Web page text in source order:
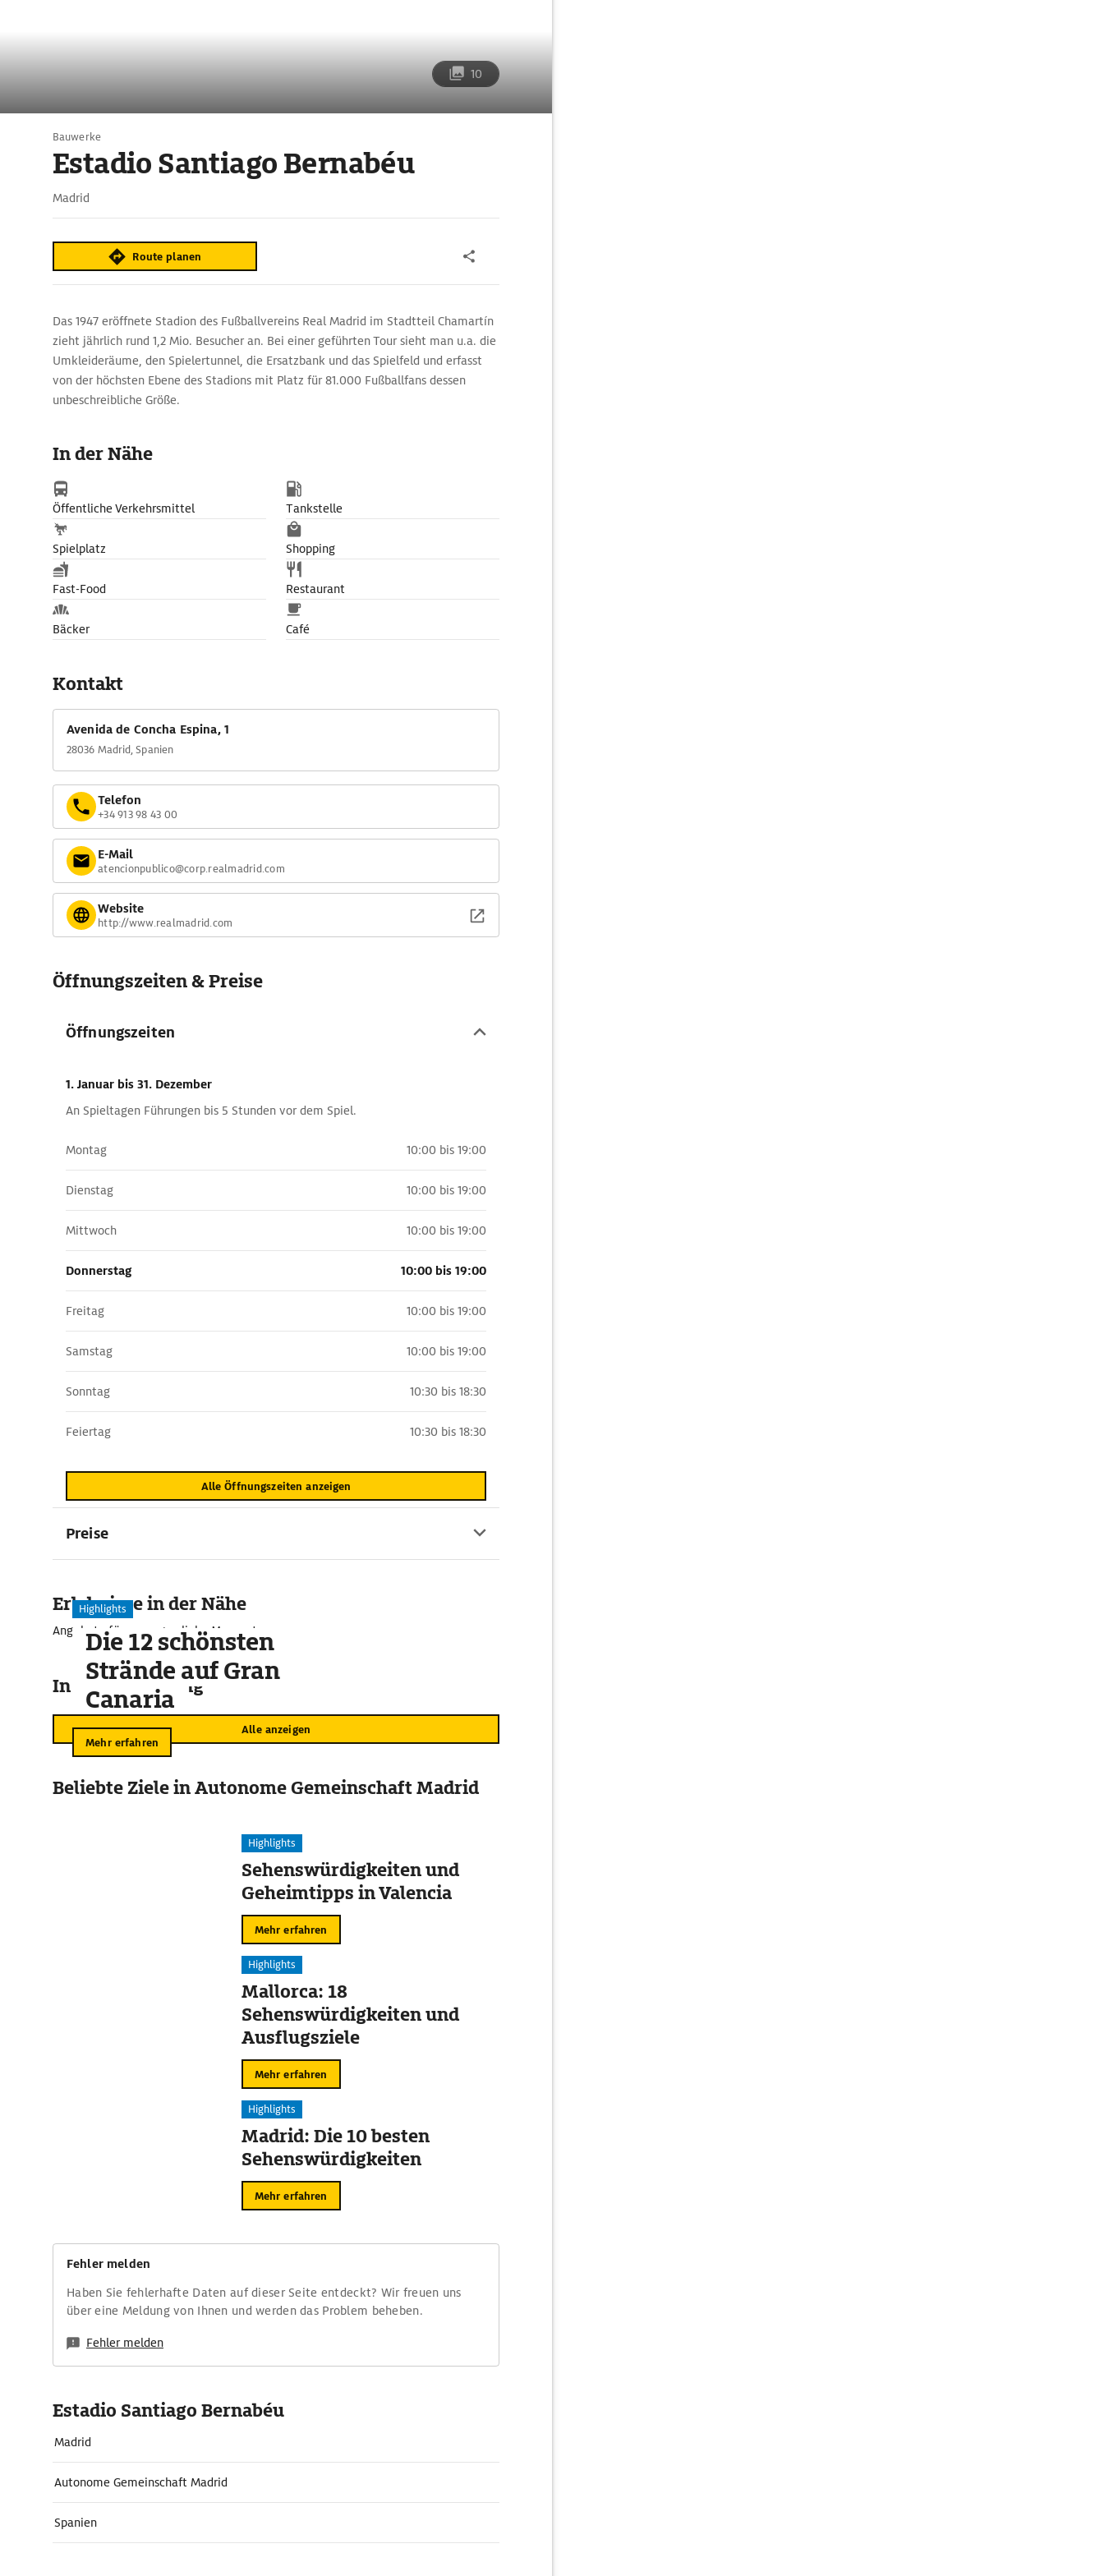
10
Bauwerke
Estadio Santiago Bernabéu
Madrid
Route planen
Das 1947 eröffnete Stadion des Fußballvereins Real Madrid im Stadtteil Chamartín
zieht jährlich rund 1,2 Mio. Besucher an. Bei einer geführten Tour sieht man u.a. die
Umkleideräume, den Spielertunnel, die Ersatzbank und das Spielfeld und erfasst
von der höchsten Ebene des Stadions mit Platz für 81.000 Fußballfans dessen
unbeschreibliche Größe.
Fassade, die sich in eine Mega-Leinwand verwandeln lässt.
In der Nähe
Öffentliche Verkehrsmittel Tankstelle
Spielplatz Shopping
Fast-Food Restaurant
Bäcker Café
Kontakt
Avenida de Concha Espina, 1
28036 Madrid, Spanien
Telefon
+34 913 98 43 00
E-Mail
atencionpublico@corp.realmadrid.com
Website
http://www.realmadrid.com
Öffnungszeiten & Preise
Öffnungszeiten
1. Januar bis 31. Dezember
An Spieltagen Führungen bis 5 Stunden vor dem Spiel.
Montag 10:00 bis 19:00
Dienstag 10:00 bis 19:00
Mittwoch 10:00 bis 19:00
Donnerstag 10:00 bis 19:00
Freitag 10:00 bis 19:00
Samstag 10:00 bis 19:00
Sonntag 10:30 bis 18:30
Feiertag 10:30 bis 18:30
Alle Öffnungszeiten anzeigen
Preise
Erlebnisse in der Nähe
Angebote für unvergessliche Momente
In der Umgebung
Alle anzeigen
Highlights
Die 12 schönsten
Strände auf Gran
Canaria
Mehr erfahren
Beliebte Ziele in Autonome Gemeinschaft Madrid
Highlights
Sehenswürdigkeiten und
Geheimtipps in Valencia
Mehr erfahren
Highlights
Mallorca: 18
Sehenswürdigkeiten und
Ausflugsziele
Mehr erfahren
Highlights
Madrid: Die 10 besten
Sehenswürdigkeiten
Mehr erfahren
Fehler melden
Haben Sie fehlerhafte Daten auf dieser Seite entdeckt? Wir freuen uns
über eine Meldung von Ihnen und werden das Problem beheben.
Fehler melden
Estadio Santiago Bernabéu
Madrid
Autonome Gemeinschaft Madrid
Spanien